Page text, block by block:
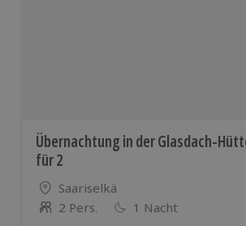
Übernachtung in der Glasdach-
für 2
Standort
Saariselkä
Anzahl der Teilnehmer
2 Pers. 1 Nacht